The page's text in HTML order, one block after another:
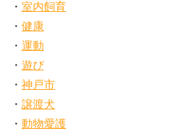
室内飼育
健康
運動
遊び
神戸市
譲渡犬
動物愛護